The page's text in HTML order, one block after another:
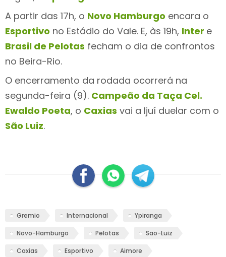
A partir das 17h, o Novo Hamburgo encara o
Esportivo no Estádio do Vale. E, às 19h, Inter e
Brasil de Pelotas fecham o dia de confrontos
no Beira-Rio.
O encerramento da rodada ocorrerá na
segunda-feira (9). Campeão da Taça Cel.
Ewaldo Poeta, o Caxias vai a Ijuí duelar com o
São Luiz.
Gremio Internacional Ypiranga
Novo-Hamburgo Pelotas Sao-Luiz
Caxias Esportivo Aimore